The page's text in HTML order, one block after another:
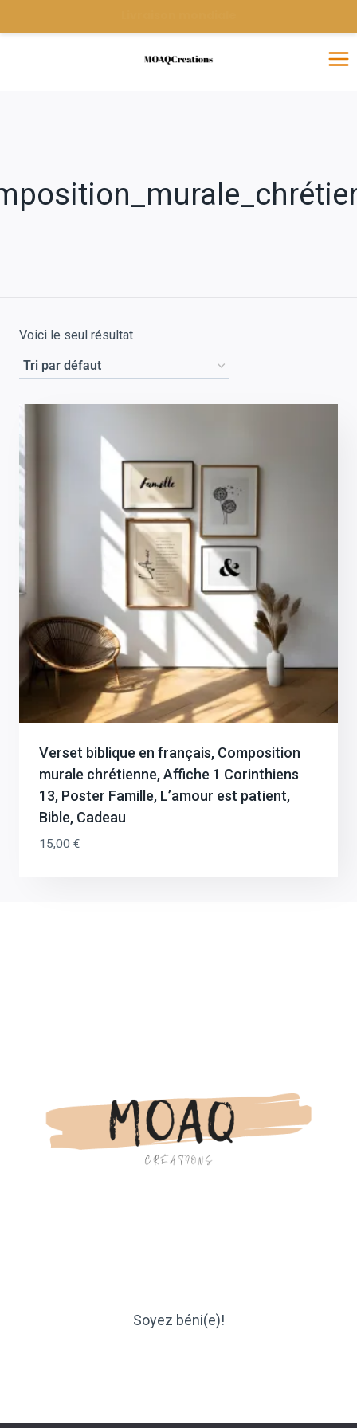
Voici le seul résultat
Verset biblique en français, Composition
murale chrétienne, Affiche 1 Corinthiens
13, Poster Famille, L’amour est patient,
Bible, Cadeau
15,00 €
Soyez béni(e)!
MOAQCreations
Recevez 20% de reduction en vous
Recevez instantanément un code promo de -20% et nos
bons plans réguliers en vous abonnant à la newsletter.